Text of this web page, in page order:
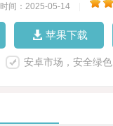
时间：2025-05-14
苹果下载
安卓市场，安全绿色